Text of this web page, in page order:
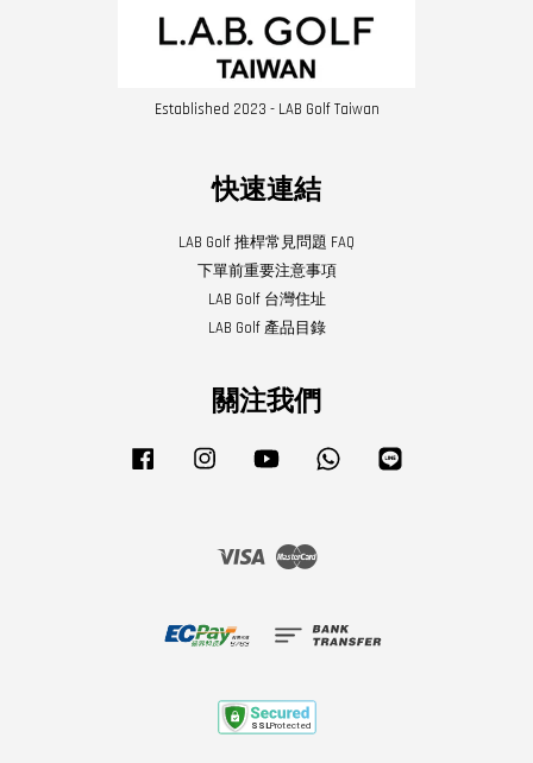
Established 2023 - LAB Golf Taiwan
快速連結
LAB Golf 推桿常見問題 FAQ
下單前重要注意事項
LAB Golf 台灣住址
LAB Golf 產品目錄
關注我們
Facebook Instagram YouTube Whatsapp
Visa Master